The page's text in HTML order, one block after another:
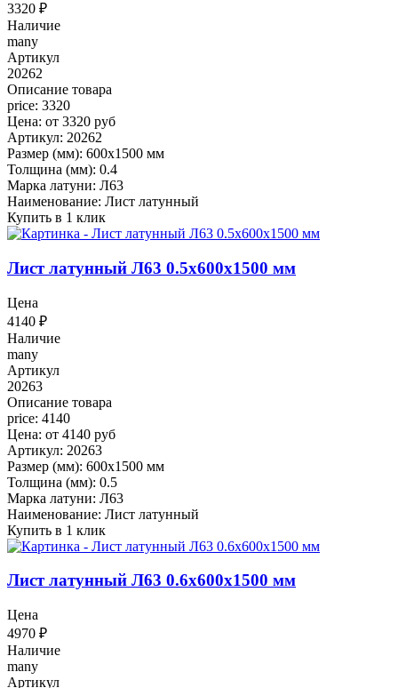
3320 ₽
Наличие
many
Артикул
20262
Описание товара
price: 3320
Цена: от 3320 руб
Артикул: 20262
Размер (мм): 600x1500 мм
Толщина (мм): 0.4
Марка латуни: Л63
Наименование: Лист латунный
Купить в 1 клик
Лист латунный Л63 0.5x600x1500 мм
Цена
4140 ₽
Наличие
many
Артикул
20263
Описание товара
price: 4140
Цена: от 4140 руб
Артикул: 20263
Размер (мм): 600x1500 мм
Толщина (мм): 0.5
Марка латуни: Л63
Наименование: Лист латунный
Купить в 1 клик
Лист латунный Л63 0.6x600x1500 мм
Цена
4970 ₽
Наличие
many
Артикул